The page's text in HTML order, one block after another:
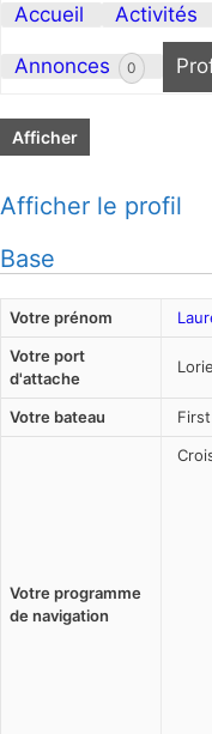
Accueil Activités
Annonces 0
Afficher
Afficher le profil
Base
Votre prénom
Votre port
d'attache
Votre bateau
Votre programme
de navigation